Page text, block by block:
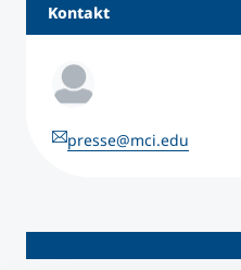
Kontakt
presse@mci.edu